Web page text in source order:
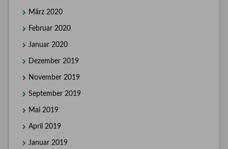
März 2020
Februar 2020
Januar 2020
Dezember 2019
November 2019
September 2019
Mai 2019
April 2019
Januar 2019